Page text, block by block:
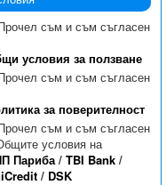
съм и съм съгласен
условия за ползване
съм и съм съгласен
за поверителност
съм и съм съгласен
условия на
Париба/ TBI Bank/
/ DSK